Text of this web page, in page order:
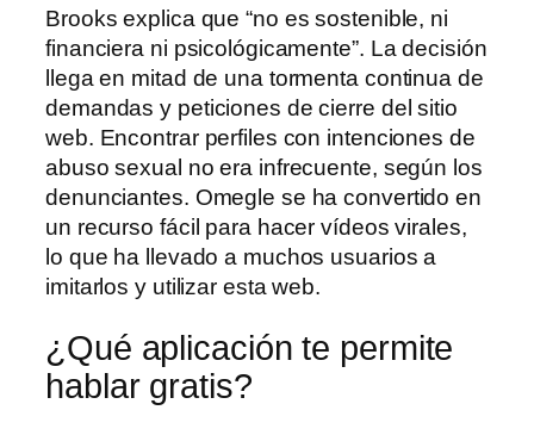
Brooks explica que “no es sostenible, ni
financiera ni psicológicamente”. La decisión
llega en mitad de una tormenta continua de
demandas y peticiones de cierre del sitio
web. Encontrar perfiles con intenciones de
abuso sexual no era infrecuente, según los
denunciantes. Omegle se ha convertido en
un recurso fácil para hacer vídeos virales,
lo que ha llevado a muchos usuarios a
imitarlos y utilizar esta web.
¿Qué aplicación te permite
hablar gratis?